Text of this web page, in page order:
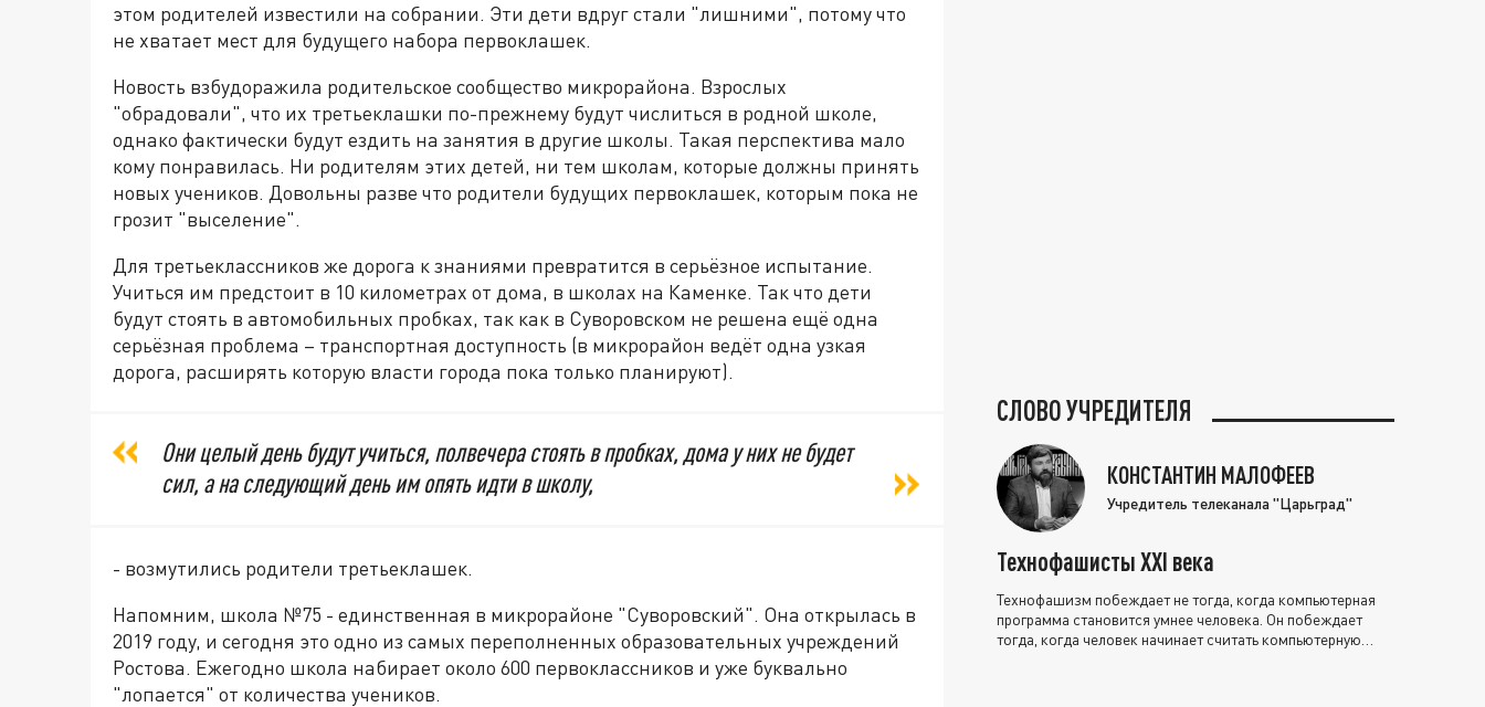
этом родителей известили на собрании. Эти дети вдруг стали "лишними", потому что
не хватает мест для будущего набора первоклашек.
Новость взбудоражила родительское сообщество микрорайона. Взрослых
"обрадовали", что их третьеклашки по-прежнему будут числиться в родной школе,
однако фактически будут ездить на занятия в другие школы. Такая перспектива мало
кому понравилась. Ни родителям этих детей, ни тем школам, которые должны принять
новых учеников. Довольны разве что родители будущих первоклашек, которым пока не
грозит "выселение".
Для третьеклассников же дорога к знаниями превратится в серьёзное испытание.
Учиться им предстоит в 10 километрах от дома, в школах на Каменке. Так что дети
будут стоять в автомобильных пробках, так как в Суворовском не решена ещё одна
серьёзная проблема – транспортная доступность (в микрорайон ведёт одна узкая
дорога, расширять которую власти города пока только планируют).
Они целый день будут учиться, полвечера стоять в пробках, дома у них не будет
сил, а на следующий день им опять идти в школу,
- возмутились родители третьеклашек.
Напомним, школа №75 - единственная в микрорайоне "Суворовский". Она открылась в
2019 году, и сегодня это одно из самых переполненных образовательных учреждений
Ростова. Ежегодно школа набирает около 600 первоклассников и уже буквально
"лопается" от количества учеников.
СЛОВО УЧРЕДИТЕЛЯ
КОНСТАНТИН МАЛОФЕЕВ
Учредитель телеканала "Царьград"
Технофашисты XXI века
Технофашизм побеждает не тогда, когда компьютерная
программа становится умнее человека. Он побеждает
тогда, когда человек начинает считать компьютерную